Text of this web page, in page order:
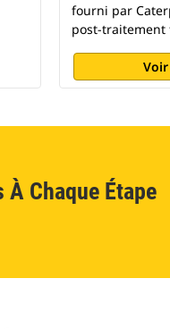
fourni par
post-
Chaque Étape